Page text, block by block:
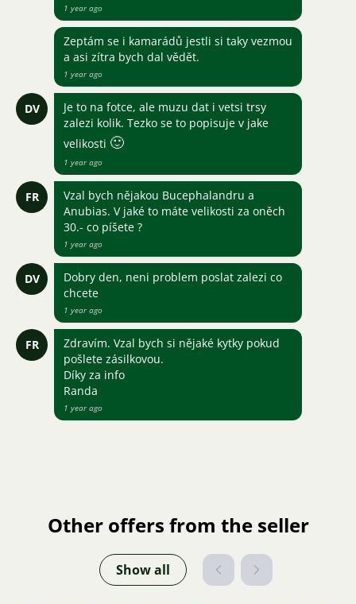
1 year ago
Zeptám se i kamarádů jestli si taky vezmou
a asi zítra bych dal vědět.
1 year ago
DV
Je to na fotce, ale muzu dat i vetsi trsy
zalezi kolik. Tezko se to popisuje v jake
velikosti 🙂
1 year ago
FR
Vzal bych nějakou Bucephalandru a
Anubias. V jaké to máte velikosti za oněch
30.- co píšete ?
1 year ago
DV
Dobry den, neni problem poslat zalezi co
chcete
1 year ago
FR
Zdravím. Vzal bych si nějaké kytky pokud
pošlete zásilkovou.
Díky za info
Randa
1 year ago
Other offers from the seller
Show all